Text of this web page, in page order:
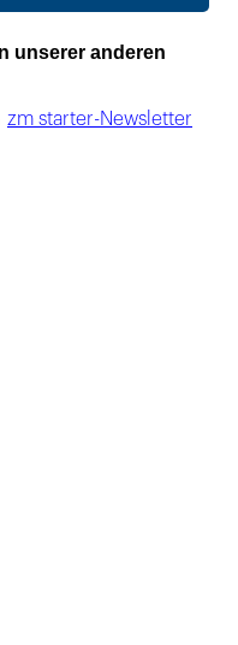
unserer anderen
zm starter-Newsletter